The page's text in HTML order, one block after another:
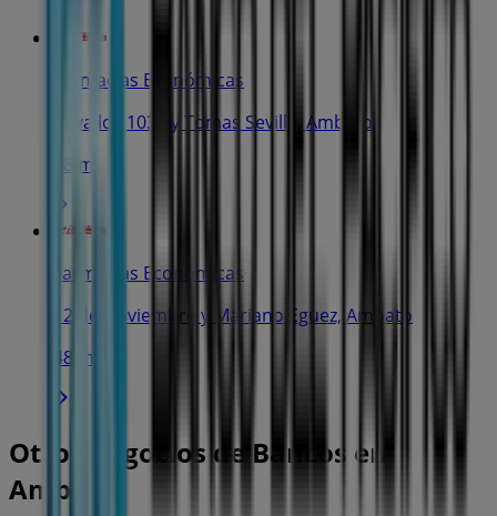
Farmacias Económicas
Cevallos 1032 y Tomas Sevilla, Ambato
48 m
Farmacias Económicas
12 de Noviembre y Mariano Eguez, Ambato
48 m
Otros negocios de Bancos en
Ambato